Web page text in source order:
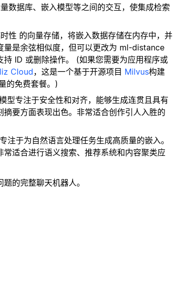
数据库、嵌入模型等之间的交互，使集成检索
性 的向量存储，将嵌入数据存储在内存中，并
量是余弦相似度，但可以更改为 ml-distance
ID 或删除操作。 (如果您需要为应用程序或
Cloud，这是一个基于开源项目 Milvus构建
的免费套餐。)
型专注于安全性和对齐，能够生成连贯且具有
要方面表现出色。非常适合创作引人入胜的
注于为自然语言处理任务生成高质量的嵌入。
适合进行语义搜索、推荐系统和内容聚类应
的完整聊天机器人。